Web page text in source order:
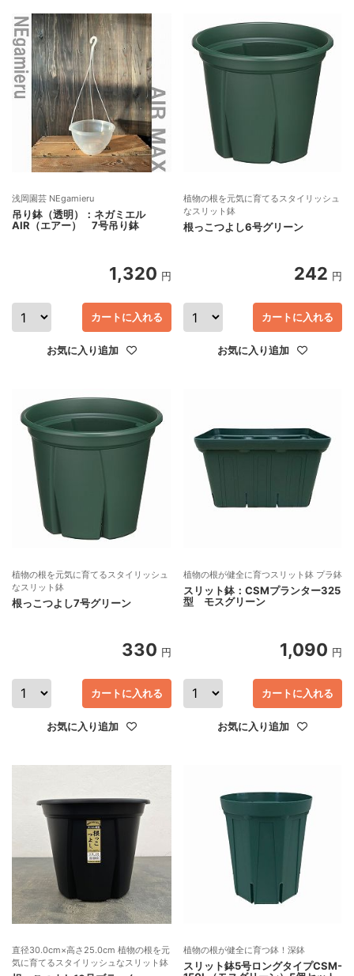
浅岡園芸 NEgamieru
吊り鉢（透明）：ネガミエル
AIR（エアー） 7号吊り鉢
1,320 円
カートに入れる
お気に入り追加
植物の根を元気に育てるスタイリッシュ
なスリット鉢
根っこつよし6号グリーン
242 円
カートに入れる
お気に入り追加
植物の根を元気に育てるスタイリッシュ
なスリット鉢
根っこつよし7号グリーン
330 円
カートに入れる
お気に入り追加
植物の根が健全に育つスリット鉢 プラ鉢
スリット鉢：CSMプランター325
型 モスグリーン
1,090 円
カートに入れる
お気に入り追加
直径30.0cm×高さ25.0cm 植物の根を元
気に育てるスタイリッシュなスリット鉢
植物の根が健全に育つ鉢！深鉢
スリット鉢5号ロングタイプCSM-